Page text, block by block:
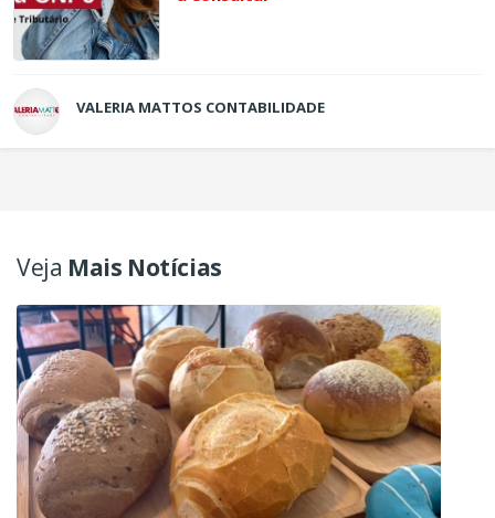
VALERIA MATTOS CONTABILIDADE
Veja Mais Notícias